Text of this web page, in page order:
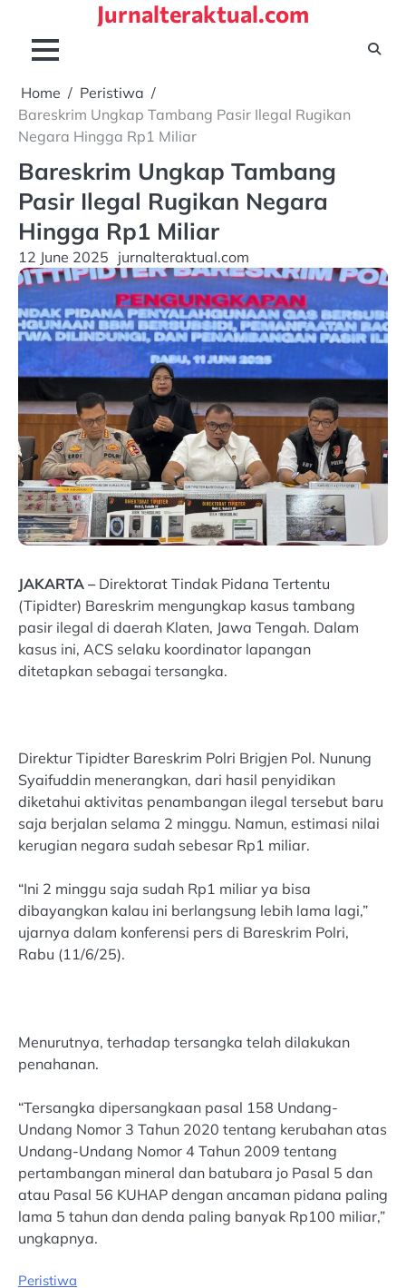
content
Jurnalteraktual.com
Home
Peristiwa
Bareskrim Ungkap Tambang Pasir Ilegal Rugikan
Negara Hingga Rp1 Miliar
Bareskrim Ungkap Tambang
Pasir Ilegal Rugikan Negara
Hingga Rp1 Miliar
12 June 2025 jurnalteraktual.com
JAKARTA –Direktorat Tindak Pidana Tertentu
(Tipidter) Bareskrim mengungkap kasus tambang
pasir ilegal di daerah Klaten, Jawa Tengah. Dalam
kasus ini, ACS selaku koordinator lapangan
ditetapkan sebagai tersangka.
Direktur Tipidter Bareskrim Polri Brigjen Pol. Nunung
Syaifuddin menerangkan, dari hasil penyidikan
diketahui aktivitas penambangan ilegal tersebut baru
saja berjalan selama 2 minggu. Namun, estimasi nilai
kerugian negara sudah sebesar Rp1 miliar.
“Ini 2 minggu saja sudah Rp1 miliar ya bisa
dibayangkan kalau ini berlangsung lebih lama lagi,”
ujarnya dalam konferensi pers di Bareskrim Polri,
Rabu (11/6/25).
Menurutnya, terhadap tersangka telah dilakukan
penahanan.
“Tersangka dipersangkaan pasal 158 Undang-
Undang Nomor 3 Tahun 2020 tentang kerubahan atas
Undang-Undang Nomor 4 Tahun 2009 tentang
pertambangan mineral dan batubara jo Pasal 5 dan
atau Pasal 56 KUHAP dengan ancaman pidana paling
lama 5 tahun dan denda paling banyak Rp100 miliar,”
ungkapnya.
Peristiwa